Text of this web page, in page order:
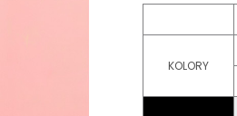
KOLORY